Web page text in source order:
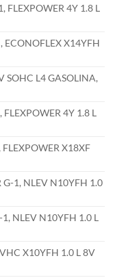
FLEXPOWER 4Y 1.8 L
ECONOFLEX X14YFH
SOHC L4 GASOLINA,
4Y 1.8 L
X18XF
G-1, NLEV N10YFH 1.0
NLEV N10YFH 1.0 L
X10YFH 1.0 L 8V